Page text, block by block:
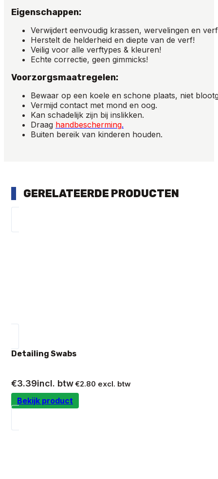
Eigenschappen:
Verwijdert eenvoudig krassen, wervelingen en
Herstelt de helderheid en diepte van de verf!
Veilig voor alle verftypes & kleuren!
Echte correctie, geen gimmicks!
Voorzorgsmaatregelen:
Bewaar op een koele en schone plaats, niet
Vermijd contact met mond en oog.
Kan schadelijk zijn bij inslikken.
Draag handbescherming.
Buiten bereik van kinderen houden.
GERELATEERDE PRODUCTEN
Detailing Swabs
€3.39incl. btw€2.80 excl. btw
Bekijk product